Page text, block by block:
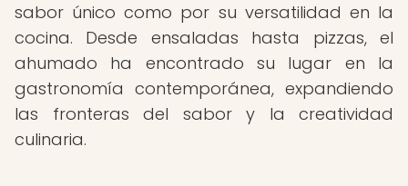
sabor único como por su versatilidad en la
cocina. Desde ensaladas hasta pizzas, el
ahumado ha encontrado su lugar en la
gastronomía contemporánea, expandiendo
las fronteras del sabor y la creatividad
culinaria.